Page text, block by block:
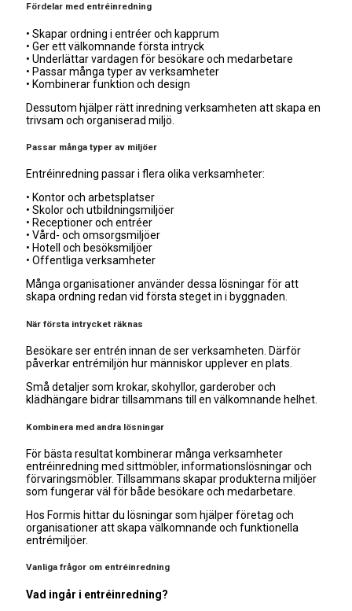
Fördelar med entréinredning
• Skapar ordning i entréer och kapprum
• Ger ett välkomnande första intryck
• Underlättar vardagen för besökare och medarbetare
• Passar många typer av verksamheter
• Kombinerar funktion och design
Dessutom hjälper rätt inredning verksamheten att skapa en
trivsam och organiserad miljö.
Passar många typer av miljöer
Entréinredning passar i flera olika verksamheter:
• Kontor och arbetsplatser
• Skolor och utbildningsmiljöer
• Receptioner och entréer
• Vård- och omsorgsmiljöer
• Hotell och besöksmiljöer
• Offentliga verksamheter
Många organisationer använder dessa lösningar för att
skapa ordning redan vid första steget in i byggnaden.
När första intrycket räknas
Besökare ser entrén innan de ser verksamheten. Därför
påverkar entrémiljön hur människor upplever en plats.
Små detaljer som krokar, skohyllor, garderober och
klädhängare bidrar tillsammans till en välkomnande helhet.
Kombinera med andra lösningar
För bästa resultat kombinerar många verksamheter
entréinredning med sittmöbler, informationslösningar och
förvaringsmöbler. Tillsammans skapar produkterna miljöer
som fungerar väl för både besökare och medarbetare.
Hos Formis hittar du lösningar som hjälper företag och
organisationer att skapa välkomnande och funktionella
entrémiljöer.
Vanliga frågor om entréinredning
Vad ingår i entréinredning?